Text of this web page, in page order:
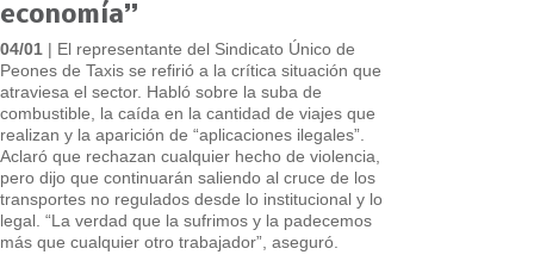
economía”
04/01 | El representante del Sindicato Único de
Peones de Taxis se refirió a la crítica situación que
atraviesa el sector. Habló sobre la suba de
combustible, la caída en la cantidad de viajes que
realizan y la aparición de “aplicaciones ilegales”.
Aclaró que rechazan cualquier hecho de violencia,
pero dijo que continuarán saliendo al cruce de los
transportes no regulados desde lo institucional y lo
legal. “La verdad que la sufrimos y la padecemos
más que cualquier otro trabajador”, aseguró.